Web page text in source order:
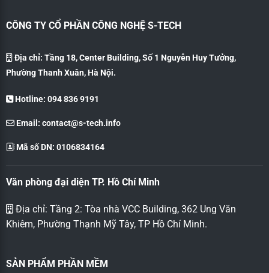
CÔNG TY CỔ PHẦN CÔNG NGHỆ S-TECH
Địa chỉ: Tầng 18, Center Building, Số 1 Nguyễn Huy Tưởng,
Phường Thanh Xuân, Hà Nội.
Hotline: 094 836 9191
Email: contact@s-tech.info
Mã số DN: 0106834164
Văn phòng đại diện TP. Hồ Chí Minh
Địa chỉ: Tầng 2: Tòa nhà VCC Building, 362 Ung Văn
Khiêm, Phường Thạnh Mỹ Tây, TP Hồ Chí Minh.
SẢN PHẨM PHẦN MỀM